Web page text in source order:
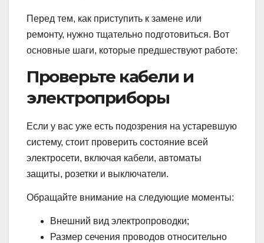
Перед тем, как приступить к замене или
ремонту, нужно тщательно подготовиться. Вот
основные шаги, которые предшествуют работе:
Проверьте кабели и
электроприборы
Если у вас уже есть подозрения на устаревшую
систему, стоит проверить состояние всей
электросети, включая кабели, автоматы
защиты, розетки и выключатели.
Обращайте внимание на следующие моменты:
Внешний вид электропроводки;
Размер сечения проводов относительно